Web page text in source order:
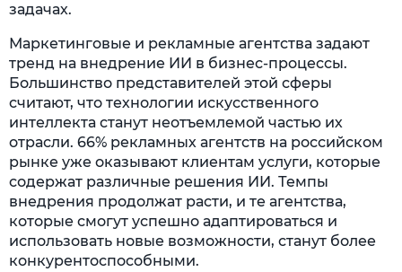
задачах.
Маркетинговые и рекламные агентства задают
тренд на внедрение ИИ в бизнес-процессы.
Большинство представителей этой сферы
считают, что технологии искусственного
интеллекта станут неотъемлемой частью их
отрасли. 66% рекламных агентств на российском
рынке уже оказывают клиентам услуги, которые
содержат различные решения ИИ. Темпы
внедрения продолжат расти, и те агентства,
которые смогут успешно адаптироваться и
использовать новые возможности, станут более
конкурентоспособными.